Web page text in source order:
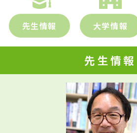
先生情報 大学情報
先生情報
先生の学問へのきっ